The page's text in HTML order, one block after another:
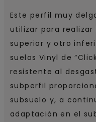
Este perfil muy
utilizar para
superior y otro
suelos Vinyl de
resistente al
subperfil
subsuelo y, a
adaptación en el